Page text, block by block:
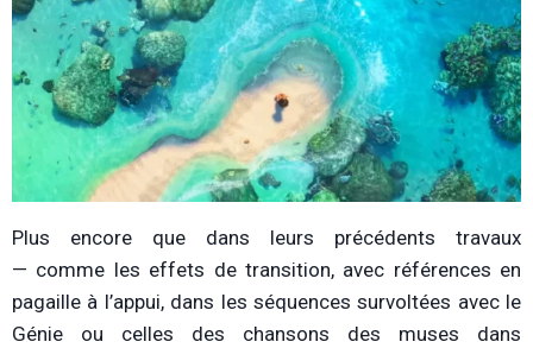
Plus encore que dans leurs précédents travaux
— comme les effets de transition, avec références en
pagaille à l’appui, dans les séquences survoltées avec le
Génie ou celles des chansons des muses dans